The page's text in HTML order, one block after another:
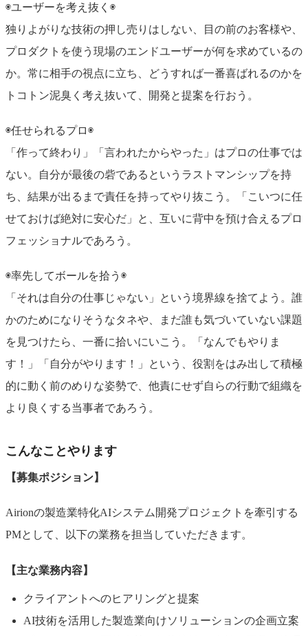
◉ユーザーを考え抜く◉
独りよがりな技術の押し売りはしない、目の前のお客様や、
プロダクトを使う現場のエンドユーザーが何を求めているの
か。常に相手の視点に立ち、どうすれば一番喜ばれるのかを
トコトン泥臭く考え抜いて、開発と提案を行おう。
◉任せられるプロ◉
「作って終わり」「言われたからやった」はプロの仕事では
ない。自分が最後の砦であるというラストマンシップを持
ち、結果が出るまで責任を持ってやり抜こう。「こいつに任
せておけば絶対に安心だ」と、互いに背中を預け合えるプロ
フェッショナルであろう。
◉率先してボールを拾う◉
「それは自分の仕事じゃない」という境界線を捨てよう。誰
かのためになりそうなタネや、まだ誰も気づいていない課題
を見つけたら、一番に拾いにいこう。「なんでもやりま
す！」「自分がやります！」という、役割をはみ出して積極
的に動く前のめりな姿勢で、他責にせず自らの行動で組織を
より良くする当事者であろう。
こんなことやります
【募集ポジション】
Airionの製造業特化AIシステム開発プロジェクトを牽引する
PMとして、以下の業務を担当していただきます。
【主な業務内容】
クライアントへのヒアリングと提案
AI技術を活用した製造業向けソリューションの企画立案